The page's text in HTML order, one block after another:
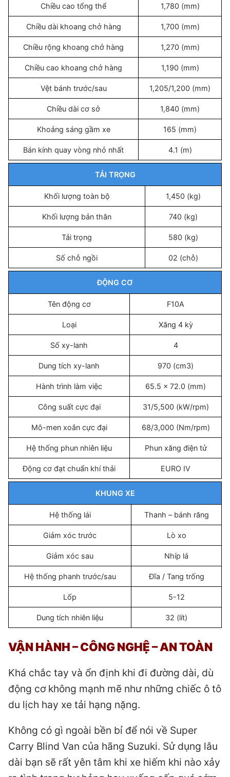
Chiều cao tổng thể 1,780 (mm)
Chiều dài khoang chở hàng 1,700 (mm)
Chiều rộng khoang chở hàng 1,270 (mm)
Chiều cao khoang chở hàng 1,190 (mm)
Vệt bánh trước/sau 1,205/1,200 (mm)
Chiều dài cơ sở 1,840 (mm)
Khoảng sáng gầm xe 165 (mm)
Bán kính quay vòng nhỏ nhất 4.1 (m)
TẢI TRỌNG
Khối lượng toàn bộ 1,450 (kg)
Khối lượng bản thân 740 (kg)
Tải trọng 580 (kg)
Số chỗ ngồi 02 (chỗ)
ĐỘNG CƠ
Tên động cơ F10A
Loại Xăng 4 kỳ
Số xy-lanh 4
Dung tích xy-lanh 970 (cm3)
Hành trình làm việc 65.5 x 72.0 (mm)
Công suất cực đại 31/5,500 (kW/rpm)
Mô-men xoắn cực đại 68/3,000 (Nm/rpm)
Hệ thống phun nhiên liệu Phun xăng điện tử
Động cơ đạt chuẩn khí thải EURO IV
KHUNG XE
Hệ thống lái Thanh – bánh răng
Giảm xóc trước Lò xo
Giảm xóc sau Nhíp lá
Hệ thống phanh trước/sau Đĩa / Tang trống
Lốp 5-12
Dung tích nhiên liệu 32 (lít)
VẬN HÀNH –CÔNG NGHỆ – AN TOÀN
Khá chắc tay và ổn định khi đi đường dài, dù
động cơ không mạnh mẽ như những chiếc ô tô
du lịch hay xe tải hạng nặng.
Không có gì ngoài bền bỉ để nói về Super
Carry Blind Van của hãng Suzuki. Sử dụng lâu
dài bạn sẽ rất yên tâm khi xe hiếm khi nào xảy